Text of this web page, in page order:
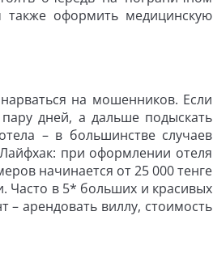
также оформить медицинскую
на мошенников. Если
дней, а дальше подыскать
– в большинстве случаев
при оформлении отеля
начинается от 25 000 тенге
Часто в 5* больших и красивых
– арендовать виллу, стоимость